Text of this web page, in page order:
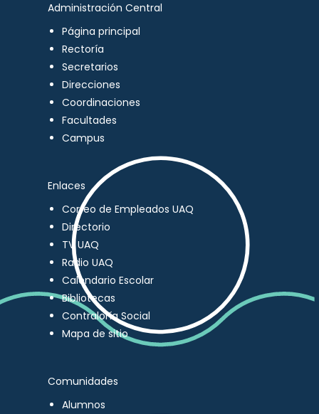
Administración Central
Página principal
Rectoría
Secretarios
Direcciones
Coordinaciones
Facultades
Campus
Enlaces
Correo de Empleados UAQ
Directorio
TV UAQ
Radio UAQ
Calendario Escolar
Bibliotecas
Contraloría Social
Mapa de sitio
Comunidades
Alumnos